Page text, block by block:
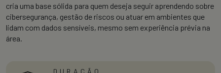
cria uma base sólida para quem deseja seguir aprendendo sobre
cibersegurança, gestão de riscos ou atuar em ambientes que
lidam com dados sensíveis, mesmo sem experiência prévia na
área.
DURAÇÃO